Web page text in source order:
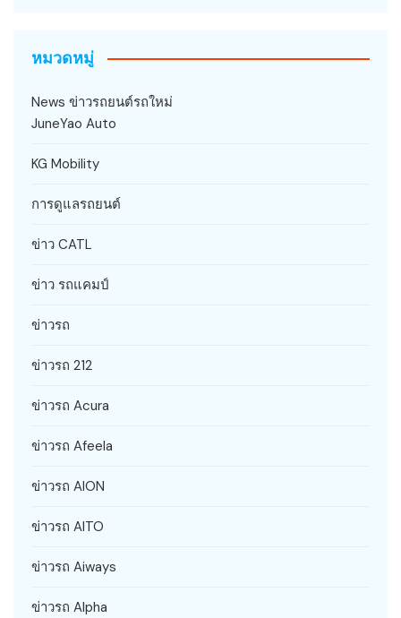
หมวดหมู่
News ข่าวรถยนต์รถใหม่
JuneYao Auto
KG Mobility
การดูแลรถยนต์
ข่าว CATL
ข่าว รถแคมป์
ข่าวรถ
ข่าวรถ 212
ข่าวรถ Acura
ข่าวรถ Afeela
ข่าวรถ AION
ข่าวรถ AITO
ข่าวรถ Aiways
ข่าวรถ Alpha